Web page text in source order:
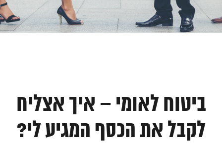
ביטוח לאומי – איך אצליח
לקבל את הכסף המגיע לי?